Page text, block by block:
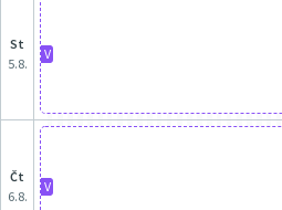
st
5.8.
V
čt
6.8.
V